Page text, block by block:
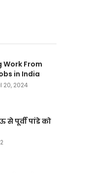
Work From
in India
20, 2024
पूर्वी पांडे को